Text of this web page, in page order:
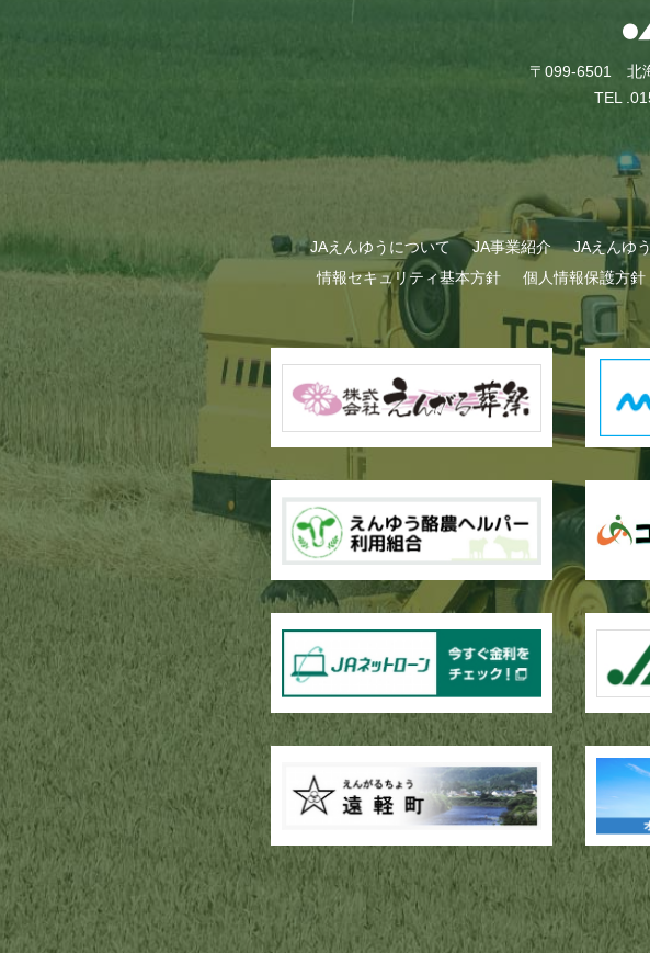
甜菜の播種作業が始まりました
ブロッコリー播種作業が行われています
〒099-6501 北
TEL
JAえんゆうについて JA事業紹介 JAえんゆ
情報セキュリティ基本方針
個人情報保護方針